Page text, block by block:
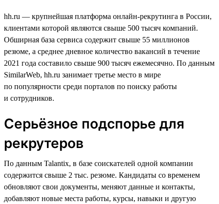
hh.ru — крупнейшая платформа онлайн-рекрутинга в России,
клиентами которой являются свыше 500 тысяч компаний.
Обширная база сервиса содержит свыше 55 миллионов
резюме, а среднее дневное количество вакансий в течение
2021 года составило свыше 900 тысяч ежемесячно. По данным
SimilarWeb, hh.ru занимает третье место в мире
по популярности среди порталов по поиску работы
и сотрудников.
Серьёзное подспорье для
рекрутеров
По данным Talantix, в базе соискателей одной компании
содержится свыше 2 тыс. резюме. Кандидаты со временем
обновляют свои документы, меняют данные и контакты,
добавляют новые места работы, курсы, навыки и другую